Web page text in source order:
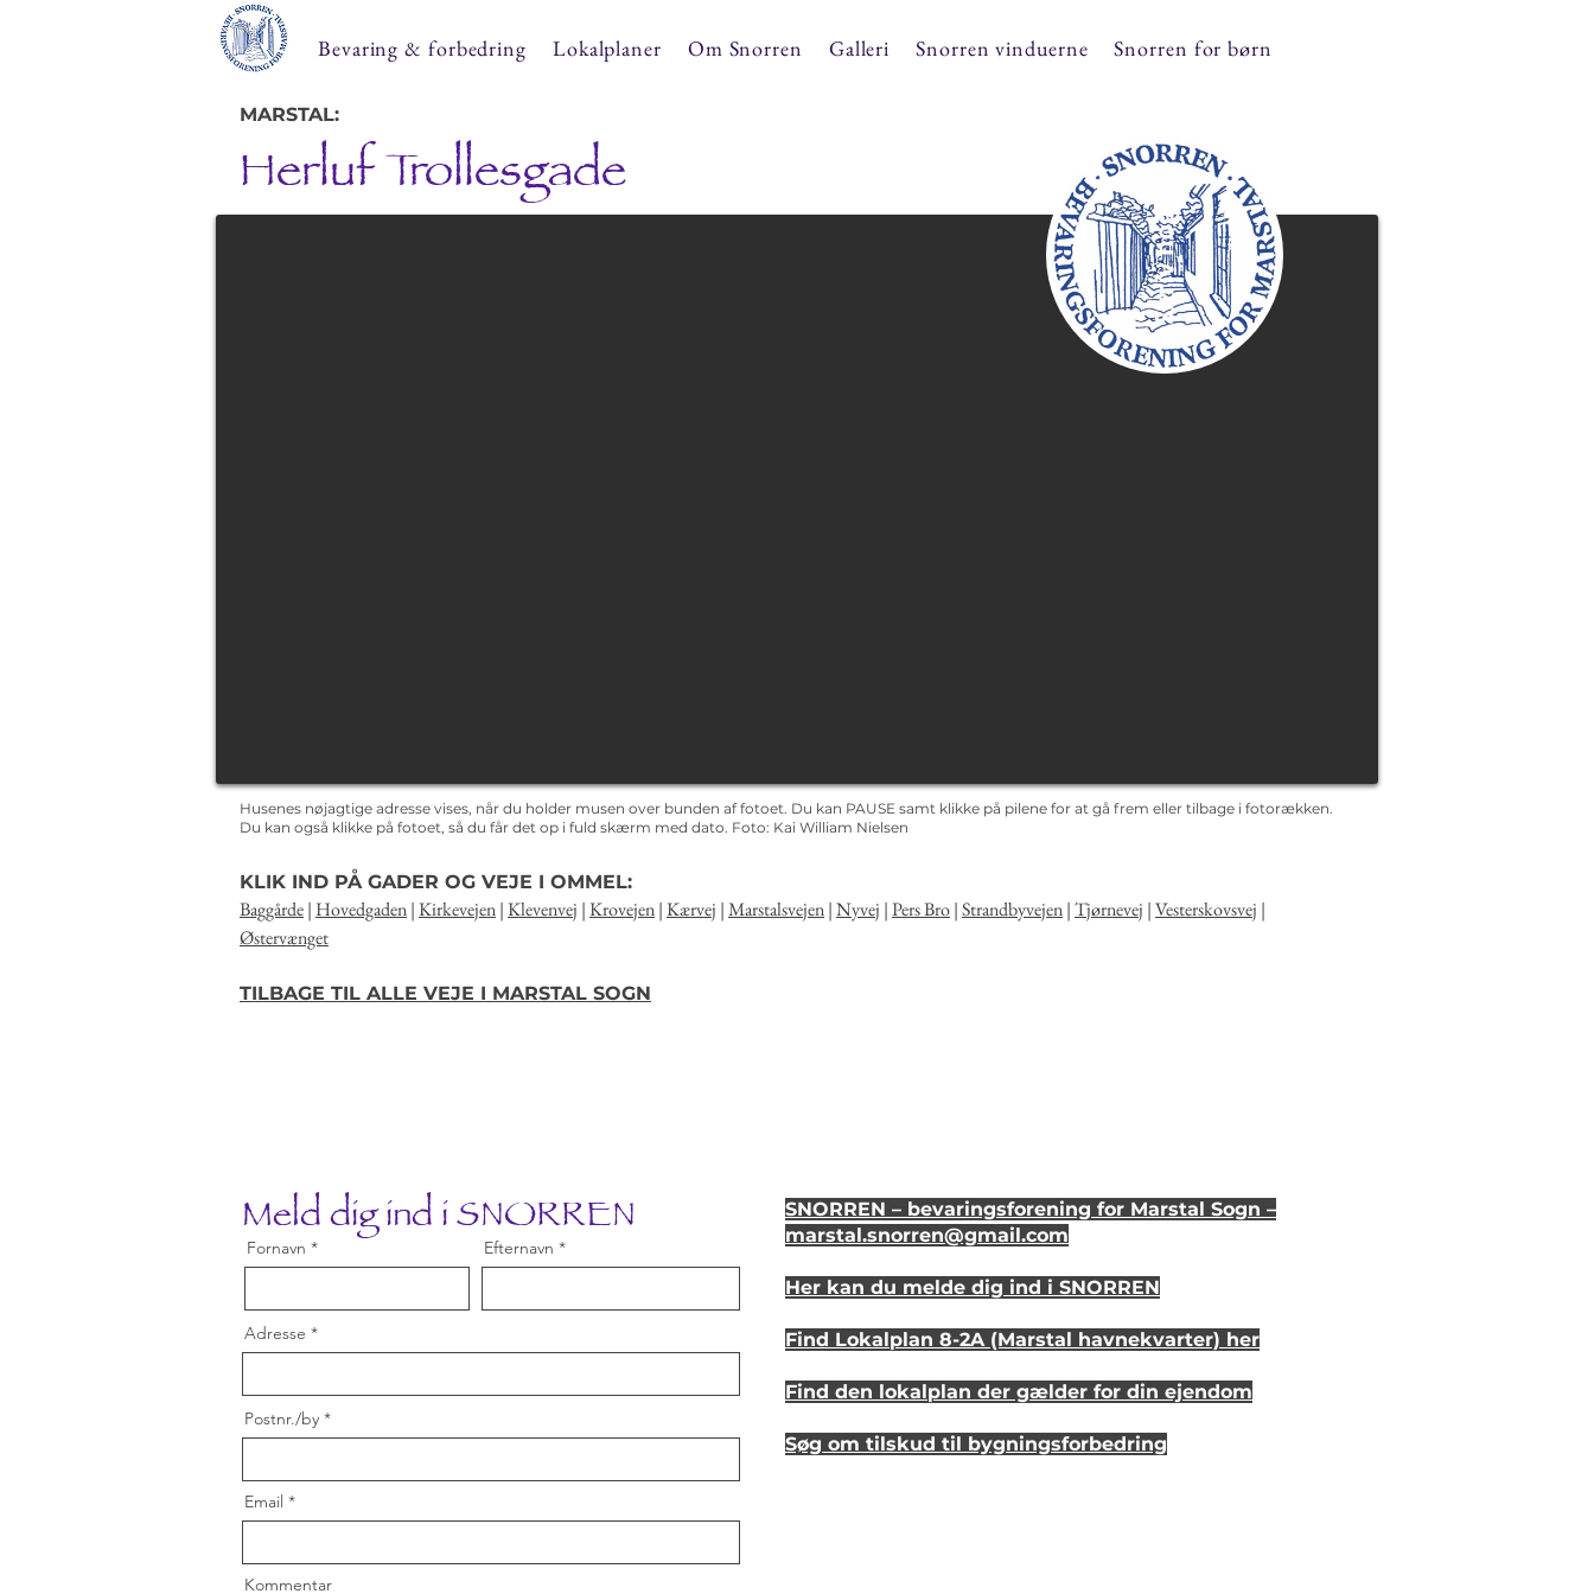
Bevaring & forbedring Lokalplaner Om Snorren Galleri Snorren vinduerne Snorren for børn
MARSTAL:
Herluf Trollesgade
Husenes nøjagtige adresse vises, når du holder musen over bunden af fotoet. Du kan PAUSE samt klikke på pilene for at gå frem eller tilbage i fotorækken.
Du kan også klikke på fotoet, så du får det op i fuld skærm med dato. Foto: Kai William Nielsen
KLIK IND PÅ GADER OG VEJE I OMMEL:
Baggårde| Hovedgaden|Kirkevejen|Klevenvej |Krovejen|Kærvej |Marstalsvejen|Nyvej |Pers Bro|Strandbyvejen|Tjørnevej |Vesterskovsvej |
Østervænget
TILBAGE TIL ALLE VEJE I MARSTAL SOGN
Meld dig ind i SNORREN
Fornavn Efternavn
Adresse
Postnr./by
Email
Kommentar
SNORREN – bevaringsforening for Marstal Sogn –
marstal.snorren@gmail.com
Her kan du melde dig ind i SNORREN
Find Lokalplan 8-2A (Marstal havnekvarter) her
Find den lokalplan der gælder for din ejendom
Søg om tilskud til bygningsforbedring